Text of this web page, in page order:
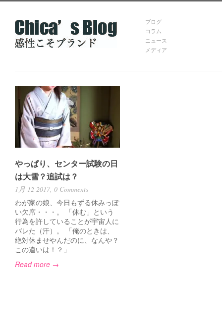
ブログ
コラム
ニュース
メディア
やっぱり、センター試験の日
は大雪？追試は？
1月 12 2017, 0 Comments
わが家の娘、今日もずる休みっぽ
い欠席・・・。 「休む」という
行為を許していることが宇宙人に
バレた（汗）。 「俺のときは、
絶対休ませやんだのに、なんや？
この違いは！？」
Read more →